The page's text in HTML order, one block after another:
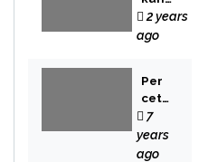
Buku
Novel
2 years
ago
Per
cet
aka
n
Bek
7
years
ago